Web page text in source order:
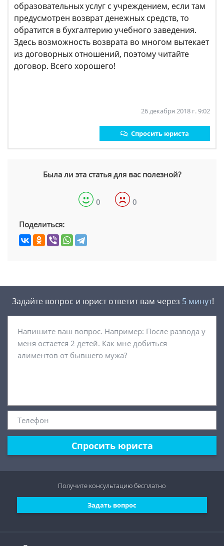
образовательных услуг с учреждением, если там
предусмотрен возврат денежных средств, то
обратится в бухгалтерию учебного заведения.
Здесь возможность возврата во многом вытекает
из договорных отношений, поэтому читайте
договор. Всего хорошего!
26 декабря 2018 г. 9:02
Спросить юриста
Была ли эта статья для вас полезной?
0 0
Поделиться:
Задайте вопрос и юрист ответит вам через 5 минут!
Спросить юриста
Задать вопрос
Получите консультациюбесплатно